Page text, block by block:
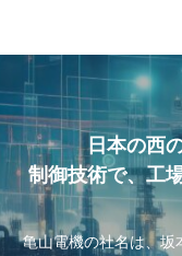
日本の西
制御技術で、工
亀山電機の社名は、坂